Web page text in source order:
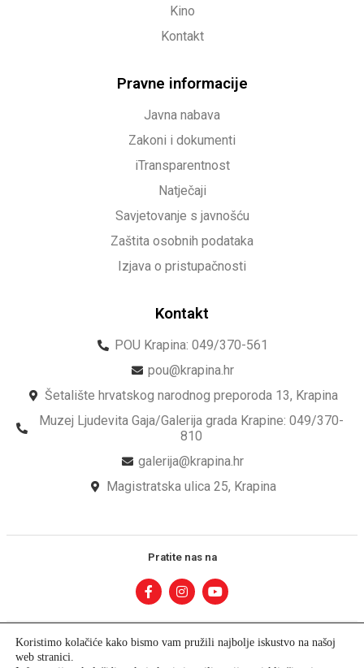
Kino
Kontakt
Pravne informacije
Javna nabava
Zakoni i dokumenti
iTransparentnost
Natječaji
Savjetovanje s javnošću
Zaštita osobnih podataka
Izjava o pristupačnosti
Kontakt
POU Krapina: 049/370-561
pou@krapina.hr
Šetalište hrvatskog narodnog preporoda 13, Krapina
Muzej Ljudevita Gaja/Galerija grada Krapine: 049/370-
810
galerija@krapina.hr
Magistratska ulica 25, Krapina
Pratite nas na
Koristimo kolačiće kako bismo vam pružili najbolje iskustvo na našoj
web stranici.